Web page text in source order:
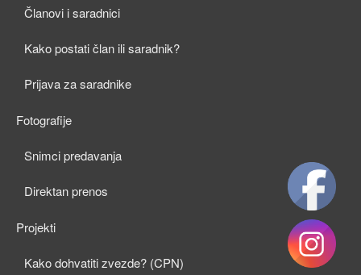
Članovi i saradnici
Kako postati član ili saradnik?
Prijava za saradnike
Fotografije
Snimci predavanja
Direktan prenos
Projekti
child
menu
Kako dohvatiti zvezde? (CPN)